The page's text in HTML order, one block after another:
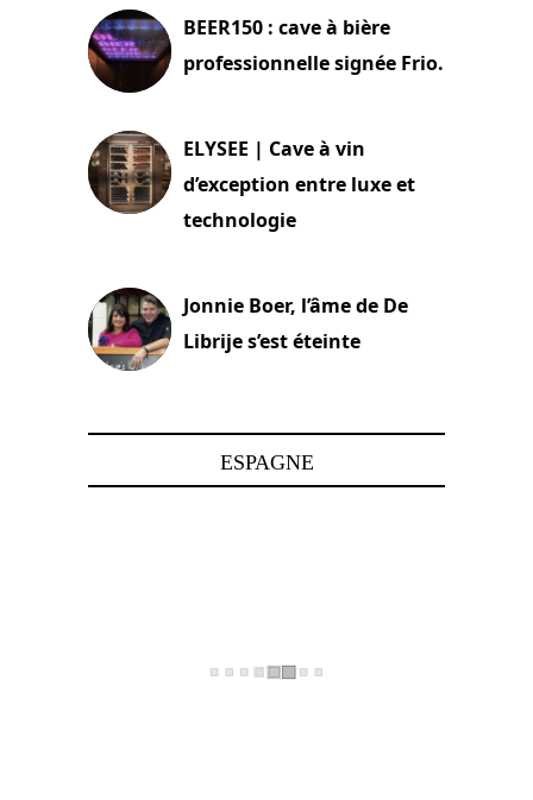
BEER150 : cave à bière
professionnelle signée Frio.
ELYSEE | Cave à vin
d’exception entre luxe et
technologie
Jonnie Boer, l’âme de De
Librije s’est éteinte
ESPAGNE